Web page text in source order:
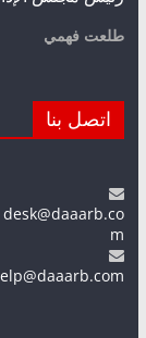
طلعت فهمي
اتصل بنا
desk@daaarb.co
m